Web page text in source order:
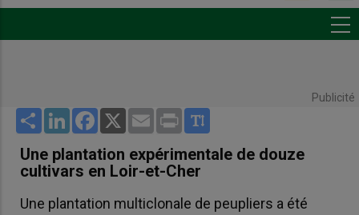
Publicité
Share LinkedInFacebook
X Email Print
Une plantation expérimentale de douze
cultivars en Loir-et-Cher
Une plantation multiclonale de peupliers a été